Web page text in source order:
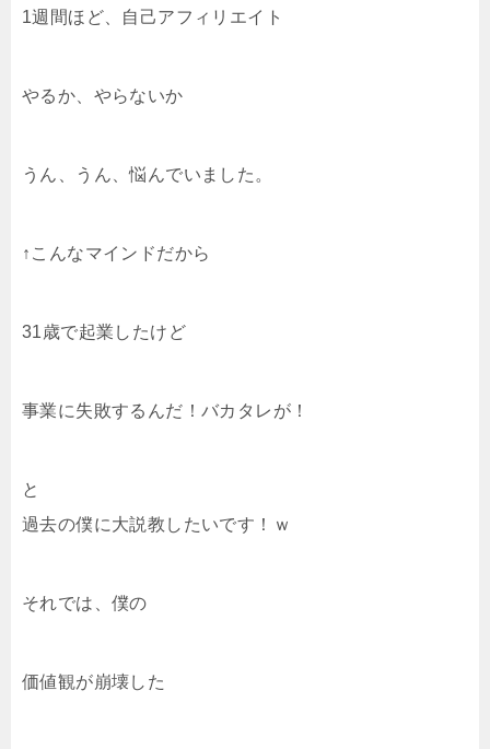
1週間ほど、自己アフィリエイト
やるか、やらないか
うん、うん、悩んでいました。
↑こんなマインドだから
31歳で起業したけど
事業に失敗するんだ！バカタレが！
と
過去の僕に大説教したいです！ｗ
それでは、僕の
価値観が崩壊した